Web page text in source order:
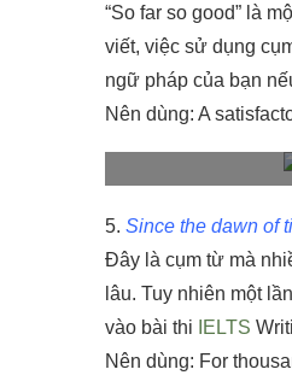
“So far so good” là
viết, việc sử dụng
ngữ pháp của bạn
Nên dùng: A
5. Since the dawn of
Đây là cụm từ mà
lâu. Tuy nhiên một
vào bài thi
IELTS
Nên dùng: For